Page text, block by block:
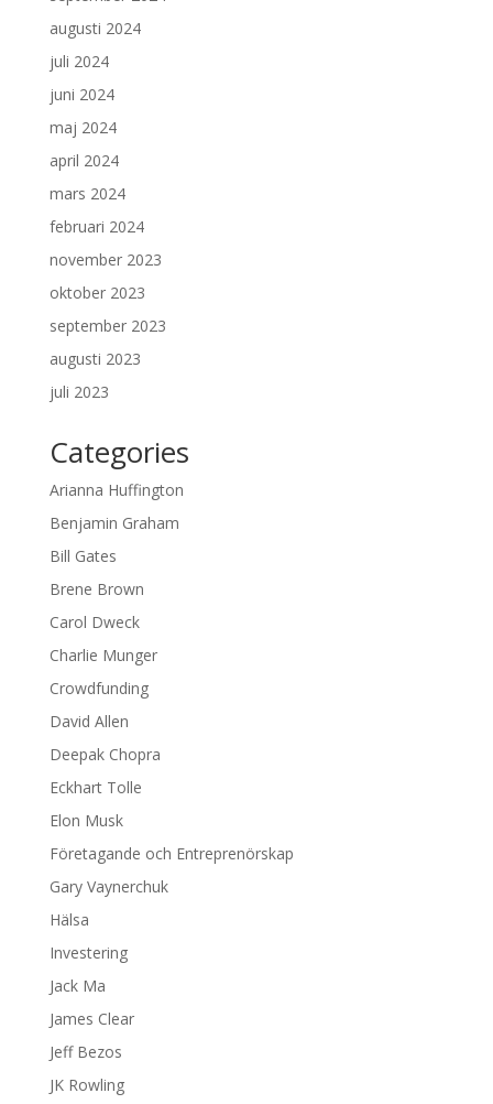
augusti 2024
juli 2024
juni 2024
maj 2024
april 2024
mars 2024
februari 2024
november 2023
oktober 2023
september 2023
augusti 2023
juli 2023
Categories
Arianna Huffington
Benjamin Graham
Bill Gates
Brene Brown
Carol Dweck
Charlie Munger
Crowdfunding
David Allen
Deepak Chopra
Eckhart Tolle
Elon Musk
Företagande och Entreprenörskap
Gary Vaynerchuk
Hälsa
Investering
Jack Ma
James Clear
Jeff Bezos
JK Rowling